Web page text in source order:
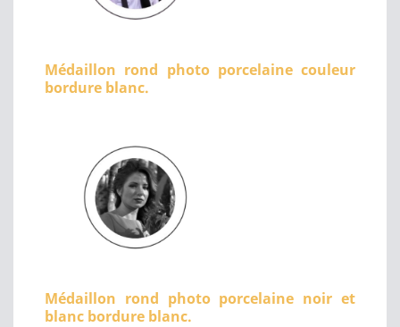
Médaillon rond photo porcelaine couleur
bordure blanc.
Médaillon rond photo porcelaine noir et
blanc bordure blanc.